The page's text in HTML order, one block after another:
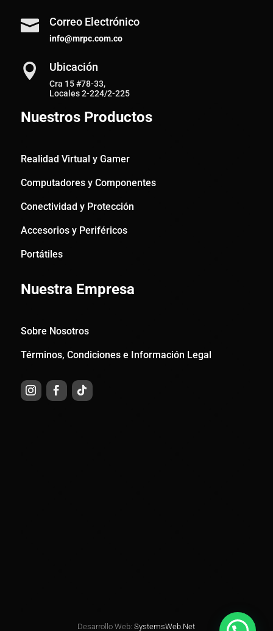
 Correo Electrónico
info@mrpc.com.co
 Ubicación
Cra 15 #78-33,
Locales 2-224/2-225
Nuestros Productos
Realidad Virtual y Gamer
Computadores y Componentes
Conectividad y Protección
Accesorios y Periféricos
Portátiles
Nuestra Empresa
Sobre Nosotros
Términos, Condiciones e Información Legal
Desarrollo Web: SystemsWeb.Net